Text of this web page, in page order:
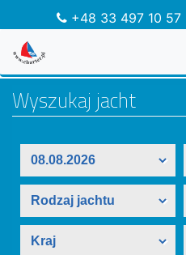
+48 33 497 10 57